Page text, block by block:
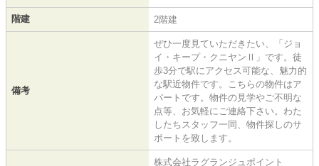
階建 2階建
備考
ぜひ一度見ていただきたい、「ジョ
イ・キープ・クニヤンⅡ」です。徒
歩3分で駅にアクセス可能な、魅力的
な駅近物件です。こちらの物件はア
パートです。物件の見学やご不明な
点等、お気軽にご連絡下さい。わた
したちスタッフ一同、物件探しのサ
ポートを致します。
株式会社ラグランジュポイント